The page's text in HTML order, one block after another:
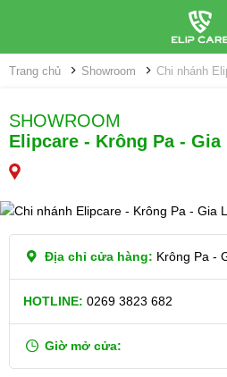
Trang chủ Showroom Chi nhánh
SHOWROOM
Elipcare - Krông Pa - Gia
Địa chỉ cửa hàng: Krông Pa -
HOTLINE: 0269 3823 682
Giờ mở cửa: